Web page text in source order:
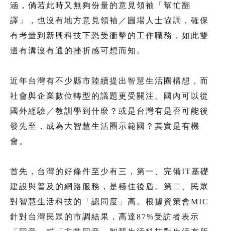
涵，倘若此時又無夠份量的意見領袖「幫忙翻
譯」，也沒有地方意見領袖／圓場人士協調，確保
有考量到新興科技下恐受衝擊的工作職務，如此雙
邊有溝沒有通的挫折感可想而知。
近年台灣有不少縣市陸續提出智慧生活圈構想，而
社會與企業數位轉型的議題更受關注。國內可以從
國外經驗／教訓學到什麼？或是台灣有是否可能後
發先至，成為大智慧生活圈示範國？其實是有機
會。
首先，台灣的好條件至少有三，第一、完備IT基礎
建設與普及的網路服務，是極佳後盾。第二、民眾
對智慧生活科技的「認同度」高。根據資策會MIC
針對台灣民眾的市調結果，高達87%受訪者表示